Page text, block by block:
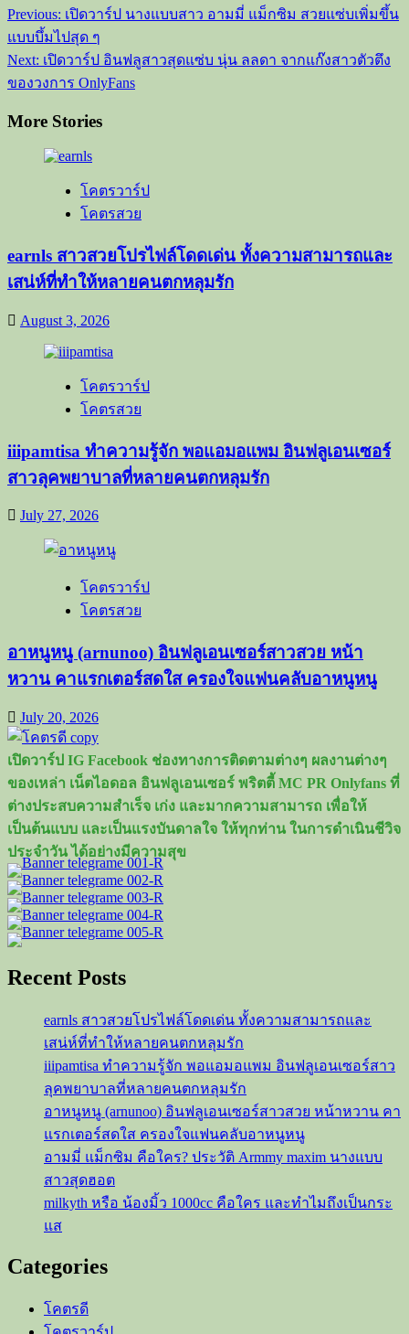
Post
navigation
Previous: เปิดวาร์ป นางแบบสาว อามมี่ แม็กซิม สวยแซ่บเพิ่มขึ้น
แบบบึ้มไปสุด ๆ
Next: เปิดวาร์ป อินฟลูสาวสุดแซ่บ นุ่น ลลดา จากแก๊งสาวตัวตึง
ของวงการ OnlyFans
More Stories
โคตรวาร์ป
โคตรสวย
earnls สาวสวยโปรไฟล์โดดเด่น ทั้งความสามารถและ
เสน่ห์ที่ทำให้หลายคนตกหลุมรัก
August 3, 2026
โคตรวาร์ป
โคตรสวย
iiipamtisa ทำความรู้จัก พอแอมอแพม อินฟลูเอนเซอร์
สาวลุคพยาบาลที่หลายคนตกหลุมรัก
July 27, 2026
โคตรวาร์ป
โคตรสวย
อาหนูหนู (arnunoo) อินฟลูเอนเซอร์สาวสวย หน้า
หวาน คาแรกเตอร์สดใส ครองใจแฟนคลับอาหนูหนู
July 20, 2026
เปิดวาร์ป IG Facebook ช่องทางการติดตามต่างๆ ผลงานต่างๆ
ของเหล่า เน็ตไอดอล อินฟลูเอนเซอร์ พริตตี้ MC PR Onlyfans ที่
ต่างประสบความสำเร็จ เก่ง และมากความสามารถ เพื่อให้
เป็นต้นแบบ และเป็นแรงบันดาลใจ ให้ทุกท่าน ในการดำเนินชีวิจ
ประจำวัน ได้อย่างมีความสุข
Recent Posts
earnls สาวสวยโปรไฟล์โดดเด่น ทั้งความสามารถและ
เสน่ห์ที่ทำให้หลายคนตกหลุมรัก
iiipamtisa ทำความรู้จัก พอแอมอแพม อินฟลูเอนเซอร์สาว
ลุคพยาบาลที่หลายคนตกหลุมรัก
อาหนูหนู (arnunoo) อินฟลูเอนเซอร์สาวสวย หน้าหวาน คา
แรกเตอร์สดใส ครองใจแฟนคลับอาหนูหนู
อามมี่ แม็กซิม คือใคร? ประวัติ Armmy maxim นางแบบ
สาวสุดฮอต
milkyth หรือ น้องมิ้ว 1000cc คือใคร และทำไมถึงเป็นกระ
แส
Categories
โคตรดี